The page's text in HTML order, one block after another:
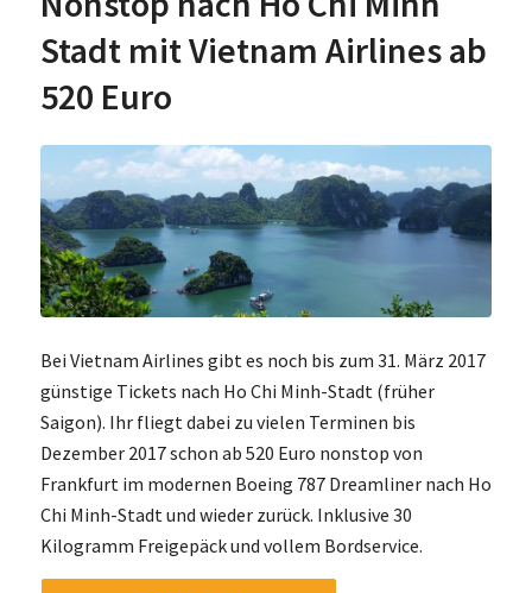
Stadt mit Vietnam Airlines ab
520 Euro
Bei Vietnam Airlines gibt es noch bis zum 31. März 2017
günstige Tickets nach Ho Chi Minh-Stadt (früher
Saigon). Ihr fliegt dabei zu vielen Terminen bis
Dezember 2017 schon ab 520 Euro nonstop von
Frankfurt im modernen Boeing 787 Dreamliner nach Ho
Chi Minh-Stadt und wieder zurück. Inklusive 30
Kilogramm Freigepäck und vollem Bordservice.